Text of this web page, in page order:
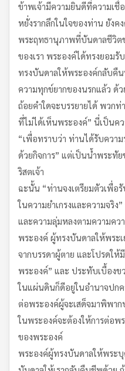
ข้าพเจ้ามีความยินดีที่ความเชื่
หยั่งรากลึกในใจของท่าน ยังค
พระฤทธานุภาพที่บันดาลชีวิต
ของเรา พระองค์ได้ทรงยอมรั
ทรงบันดาลให้พระองค์กลับคื
ความทุกข์ยากของนรกแล้ว ด้
ถ้อยคำใดจะบรรยายได้ พวกท่
ที่ไม่ได้เห็นพระองค์” นี่เป็นค
“เพื่อทราบว่า ท่านได้รับควา
ด้วยกิจการ” แต่เป็นน้ำพระทัย
ริสตเจ้า
ฉะนั้น “ท่านจงเตรียมตัวเพื่อ
ในความยำเกรงและความจริง
และความลุ่มหลงตามความคว
พระองค์ ผู้ทรงบันดาลให้พระ
จากบรรดาผู้ตาย และโปรดให้
พระองค์” และ ประทับเบื้องข
ในแผ่นดินก็ดีอยู่ในอำนาจปก
ต่อพระองค์ผู้จะเสด็จมาพิพา
ในพระองค์จะต้องให้การต่อพ
ของพระองค์
พระองค์ผู้ทรงบันดาลให้พระ